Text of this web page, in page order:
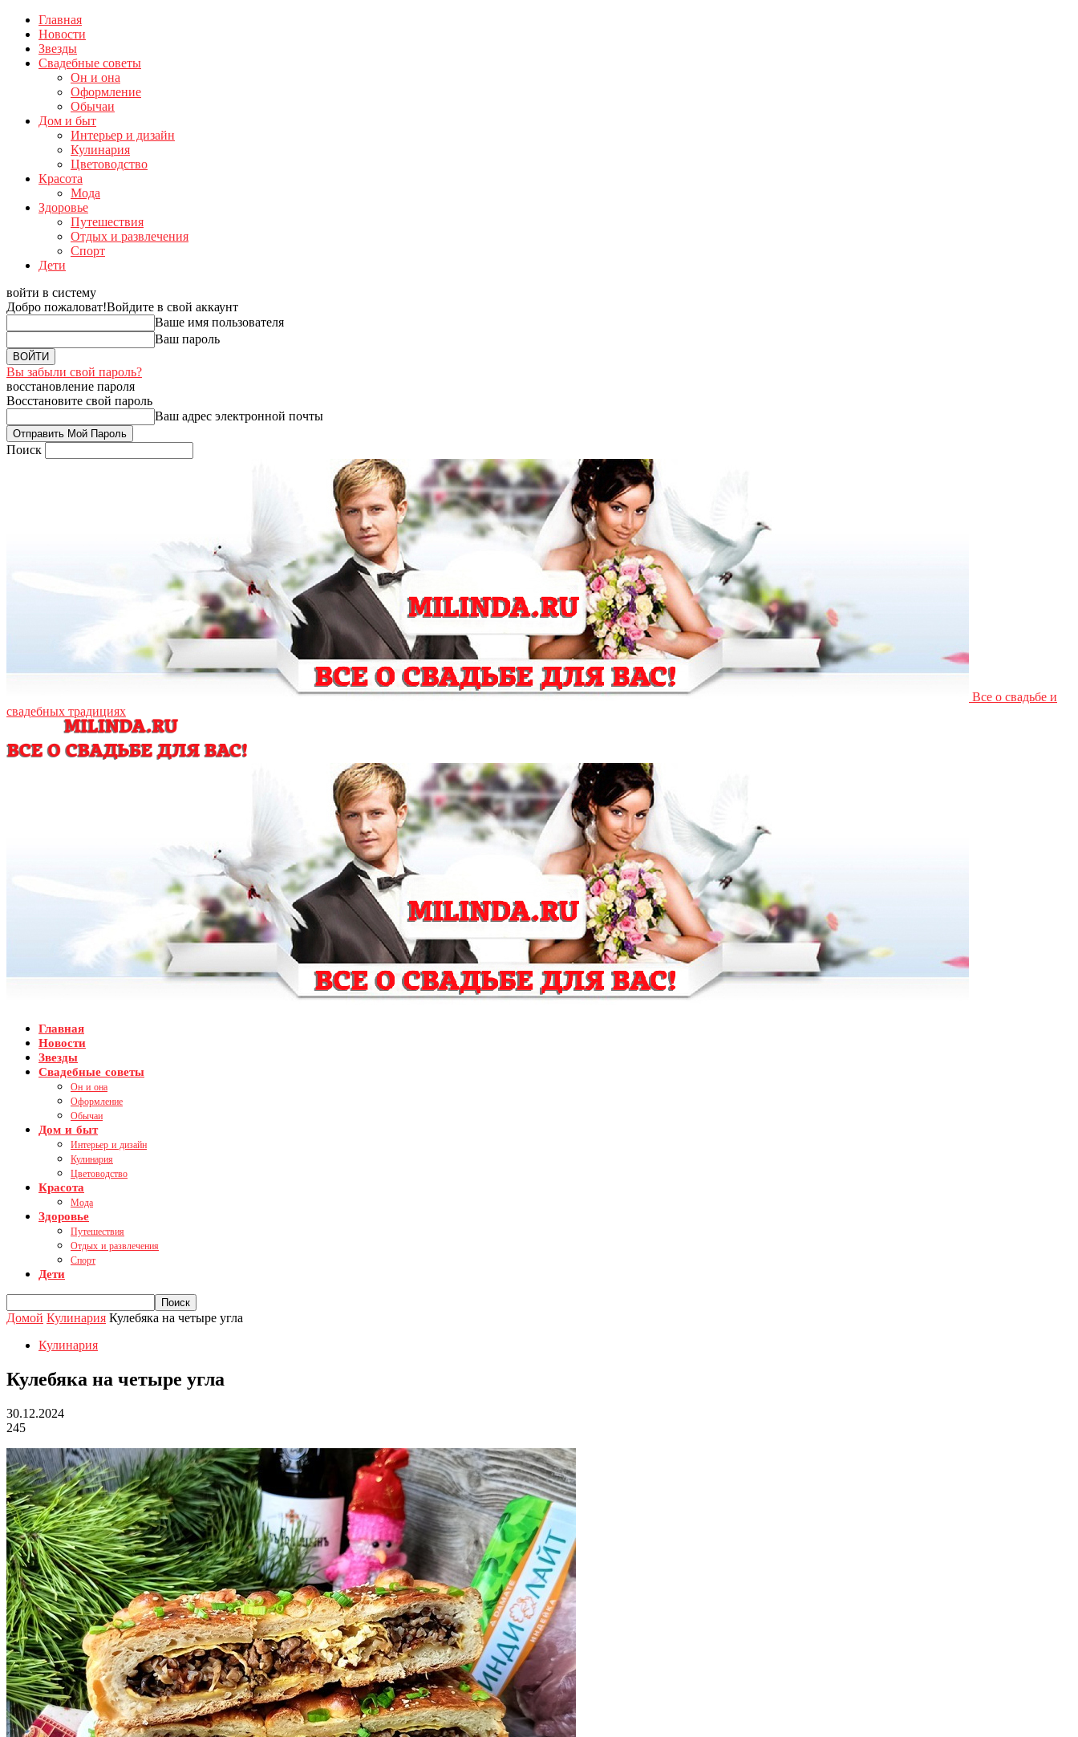
Главная
Новости
Звезды
Свадебные советы
Он и она
Оформление
Обычаи
Дом и быт
Интерьер и дизайн
Кулинария
Цветоводство
Красота
Мода
Здоровье
Путешествия
Отдых и развлечения
Спорт
Дети
войти в систему
Добро пожаловат!Войдите в свой аккаунт
Ваше имя пользователя
Ваш пароль
Вы забыли свой пароль?
восстановление пароля
Восстановите свой пароль
Ваш адрес электронной почты
Поиск
Все о свадьбе и
свадебных традициях
Главная
Новости
Звезды
Свадебные советы
Он и она
Оформление
Обычаи
Дом и быт
Интерьер и дизайн
Кулинария
Цветоводство
Красота
Мода
Здоровье
Путешествия
Отдых и развлечения
Спорт
Дети
Домой Кулинария Кулебяка на четыре угла
Кулинария
Кулебяка на четыре угла
30.12.2024
245